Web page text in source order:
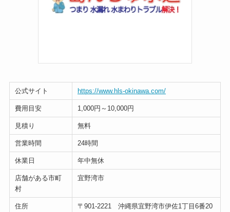
公式サイト https://www.hls-okinawa.com/
費用目安 1,000円～10,000円
見積り 無料
営業時間 24時間
休業日 年中無休
店舗がある市町
村
宜野湾市
住所
〒901-2221 沖縄県宜野湾市伊佐1丁目6番20